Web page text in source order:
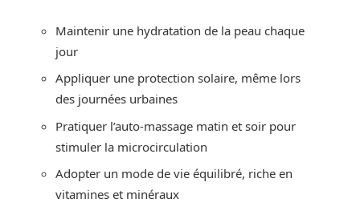
Maintenir une hydratation de la peau chaque
jour
Appliquer une protection solaire, même lors
des journées urbaines
Pratiquer l’auto-massage matin et soir pour
stimuler la microcirculation
Adopter un mode de vie équilibré, riche en
vitamines et minéraux